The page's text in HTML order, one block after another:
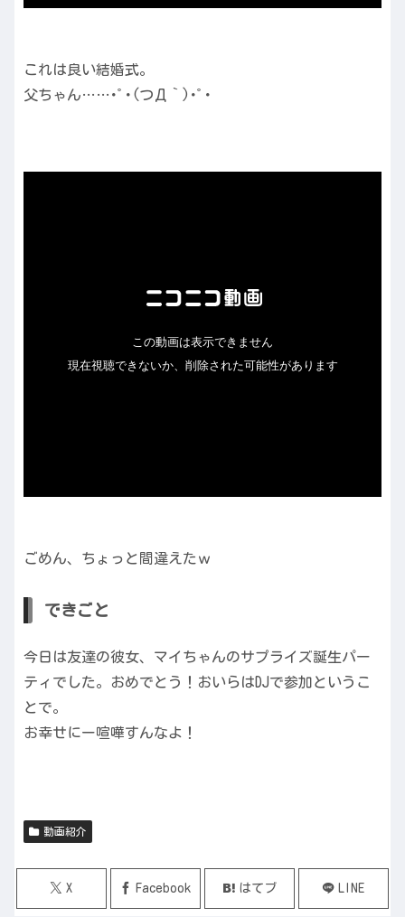
これは良い結婚式。
父ちゃん……･ﾟ･(つД｀)･ﾟ･
ごめん、ちょっと間違えたｗ
できごと
今日は友達の彼女、マイちゃんのサプライズ誕生パー
ティでした。おめでとう！おいらはDJで参加というこ
とで。
お幸せにー喧嘩すんなよ！
動画紹介
X Facebook はてブ LINE